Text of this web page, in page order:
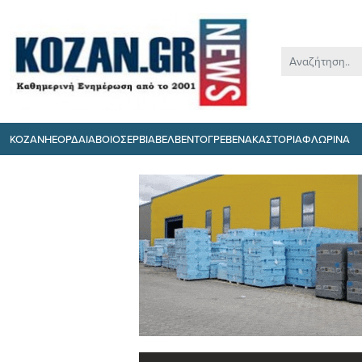
ΚΟΖΑΝΗΕΟΡΔΑΙΑΒΟΙΟΣΕΡΒΙΑΒΕΛΒΕΝΤΟΓΡΕΒΕΝΑΚΑΣΤΟΡΙΑΦΛΩΡΙΝΑ